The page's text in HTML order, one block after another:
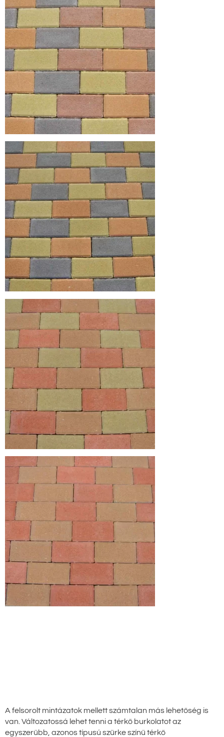
A felsorolt mintázatok mellett számtalan más lehetőség is
van. Változatossá lehet tenni a térkő burkolatot az
egyszerűbb, azonos típusú szürke színű térkő